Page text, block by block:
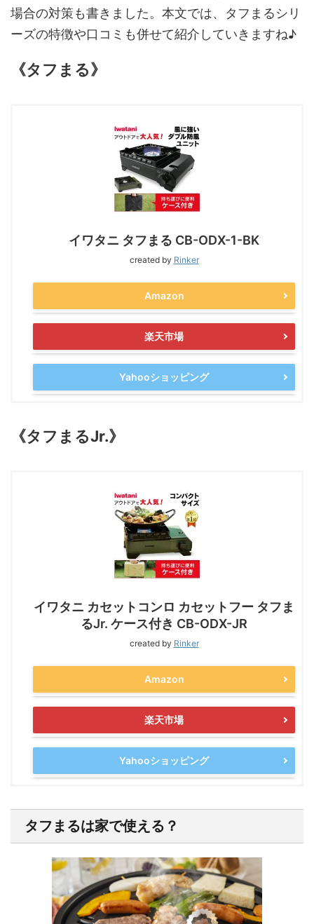
場合の対策も書きました。本文では、タフまるシリ
ーズの特徴や口コミも併せて紹介していきますね♪
《タフまる》
イワタニ タフまる CB-ODX-1-BK
created by Rinker
Amazon
楽天市場
Yahooショッピング
《タフまるJr.》
イワタニ カセットコンロ カセットフー タフま
るJr. ケース付き CB-ODX-JR
created by Rinker
Amazon
楽天市場
Yahooショッピング
タフまるは家で使える？